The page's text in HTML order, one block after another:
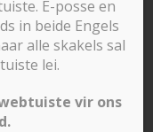
E-posse en
in beide Engels
alle skakels sal
lei.
vir ons